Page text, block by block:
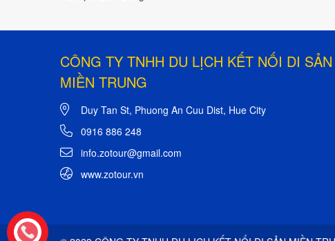
CÔNG TY TNHH DU LỊCH KẾT NỐI DI SẢN
MIỀN TRUNG
Duy Tan St, Phuong An Cuu Dist, Hue City
0916 886 248
info.zotour@gmail.com
www.zotour.vn